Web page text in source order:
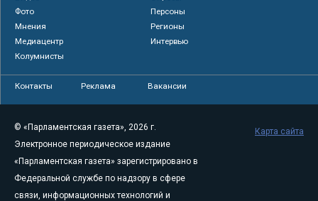
Фото
Персоны
Мнения
Регионы
Медиацентр
Интервью
Колумнисты
Контакты Реклама Вакансии
© «Парламентская газета», 2026 г.
Электронное периодическое издание
«Парламентская газета» зарегистрировано в
Федеральной службе по надзору в сфере
связи, информационных технологий и
Карта сайта